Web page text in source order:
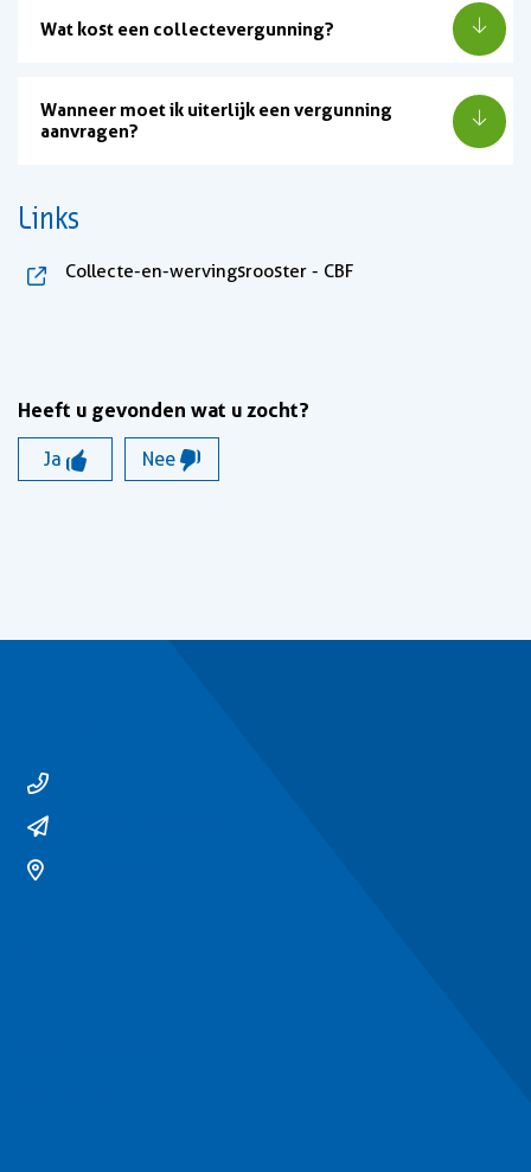
Wat kost een collectevergunning?
Wanneer moet ik uiterlijk een vergunning
aanvragen?
Links
Collecte-en-wervingsrooster - CBF, opent in nieuw
Heeft u gevonden wat u zocht?
Ja Nee